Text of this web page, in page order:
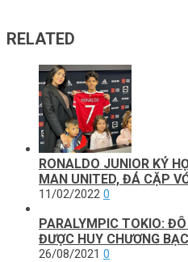
RELATED
RONALDO JUNIOR KÝ
MAN UNITED, ĐÁ CẶP
11/02/2022 0
PARALYMPIC TOKIO:
ĐƯỢC HUY CHƯƠNG BẠC
26/08/2021 0